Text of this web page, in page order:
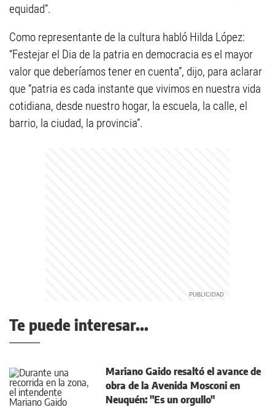
equidad”.
Como representante de la cultura habló Hilda López:
“Festejar el Dia de la patria en democracia es el mayor
valor que deberíamos tener en cuenta”, dijo, para aclarar
que “patria es cada instante que vivimos en nuestra vida
cotidiana, desde nuestro hogar, la escuela, la calle, el
barrio, la ciudad, la provincia”.
Te puede interesar...
Mariano Gaido resaltó el avance de
obra de la Avenida Mosconi en
Neuquén: "Es un orgullo"